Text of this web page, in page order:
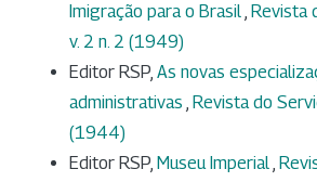
Imigração para o Brasil, Revista
v. 2 n. 2 (1949)
Editor RSP, As novas
administrativas , Revista do
(1944)
Editor RSP, Museu Imperial,